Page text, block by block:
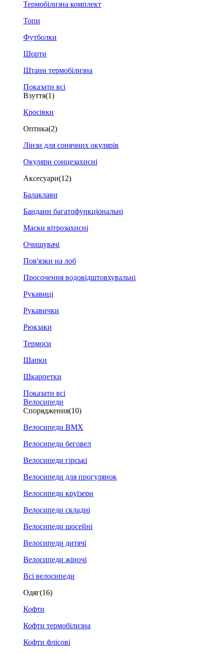
Термобілизна комплект
Топи
Футболки
Шорти
Штани термобілизна
Показати всі
Взуття(1)
Кросівки
Оптика(2)
Лінзи для сонячних окулярів
Окуляри сонцезахисні
Аксесуари(12)
Балаклави
Бандани багатофункціональні
Маски вітрозахисні
Очищувачі
Пов'язки на лоб
Просочення водовідштовхувальні
Рукавиці
Рукавички
Рюкзаки
Термоси
Шапки
Шкарпетки
Показати всі
Велосипеди
Спорядження(10)
Велосипеди BMX
Велосипеди беговел
Велосипеди гірські
Велосипеди для прогулянок
Велосипеди круїзери
Велосипеди складні
Велосипеди шосейні
Велосипеди дитячі
Велосипеди жіночі
Всі велосипеди
Одяг(16)
Кофти
Кофти термобілизна
Кофти флісові